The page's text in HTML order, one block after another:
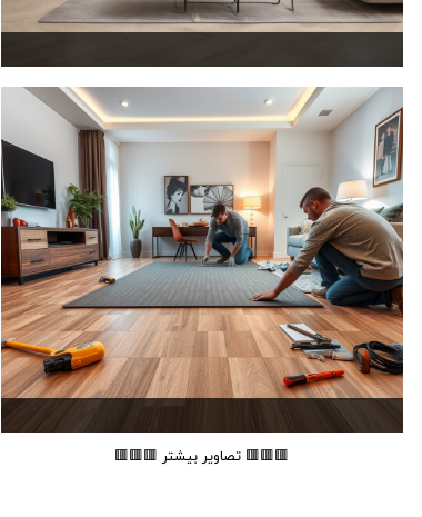
خرید کفپوش در کرج
🟥🟥🟥 تصاویر بیشتر 🟥🟥🟥